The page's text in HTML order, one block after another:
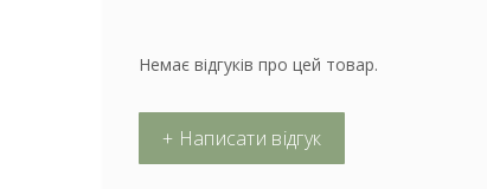
Немає відгуків про цей товар.
+ Написати відгук